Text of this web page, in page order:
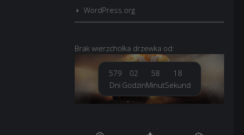
WordPress.org
Brak wierzchołka drzewka od:
579
Dni
02
Godzin
58
Minut
18
Sekund